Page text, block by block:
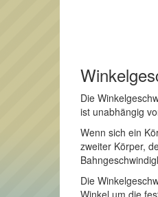
Die
ist unabhängig
Wenn sich ein
zweiter Körper,
Die
Winkel um die